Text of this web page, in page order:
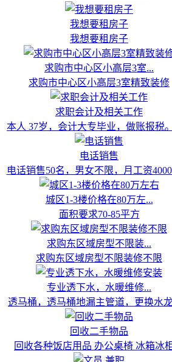
我想要租房子
我想要租房子
求购市中心区小高层3室...
求购市中心区小高层3室精致装修
求职会计及相关工作
本人 37岁，会计大专毕业，做账报税
电话销售
电话销售50名，男女不限，月工资
城区1-3楼价格在80万左...
面积要求70-85平方
求购东区域房型不限装...
求购东区域房型不限装修不限
专业透下水，水暖维修...
透马桶，透马桶地漏主管道，更换水
回收二手物品
回收各种饭店用品 办公桌椅 冰箱冰